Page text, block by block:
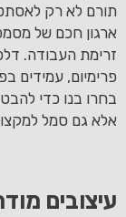
תורם לא רק
ארגון חכם של
זרימת העבודה.
פרימיום, עמידים
בחרו בנו כדי
אלא גם סמל
עיצובים